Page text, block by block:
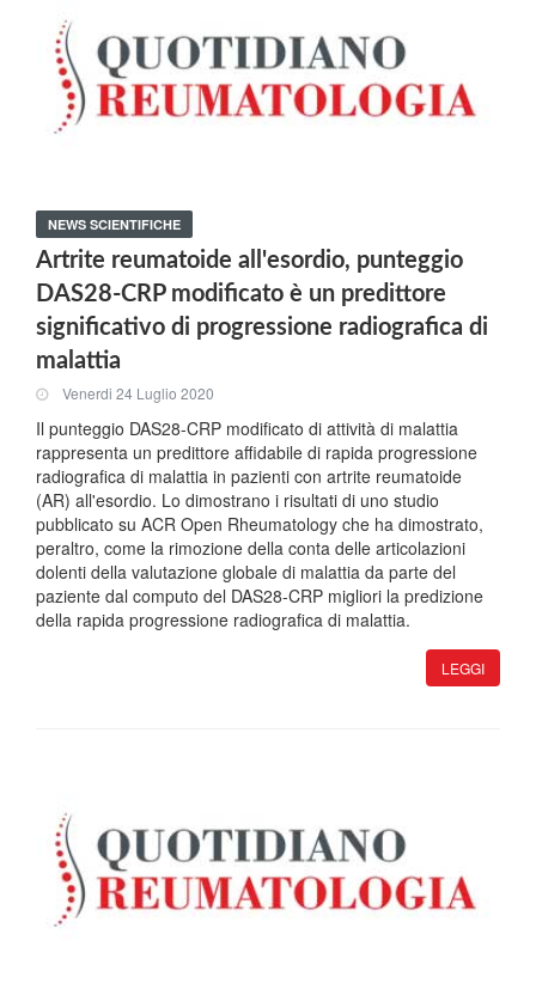
NEWS SCIENTIFICHE
Artrite reumatoide all'esordio, punteggio
DAS28-CRP modificato è un predittore
significativo di progressione radiografica di
malattia
Venerdi 24 Luglio 2020
Il punteggio DAS28-CRP modificato di attività di malattia
rappresenta un predittore affidabile di rapida progressione
radiografica di malattia in pazienti con artrite reumatoide
(AR) all'esordio. Lo dimostrano i risultati di uno studio
pubblicato su ACR Open Rheumatology che ha dimostrato,
peraltro, come la rimozione della conta delle articolazioni
dolenti della valutazione globale di malattia da parte del
paziente dal computo del DAS28-CRP migliori la predizione
della rapida progressione radiografica di malattia.
LEGGI